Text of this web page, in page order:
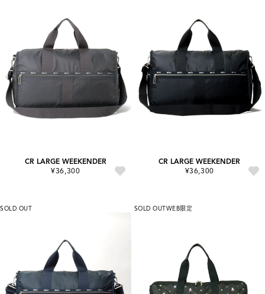
CR LARGE WEEKENDER
¥36,300
CR LARGE WEEKENDER
¥36,300
SOLD OUT SOLD OUTWEB限定